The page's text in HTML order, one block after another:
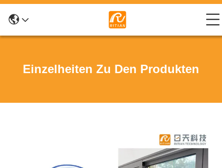
Einzelheiten Zu Den Produkten